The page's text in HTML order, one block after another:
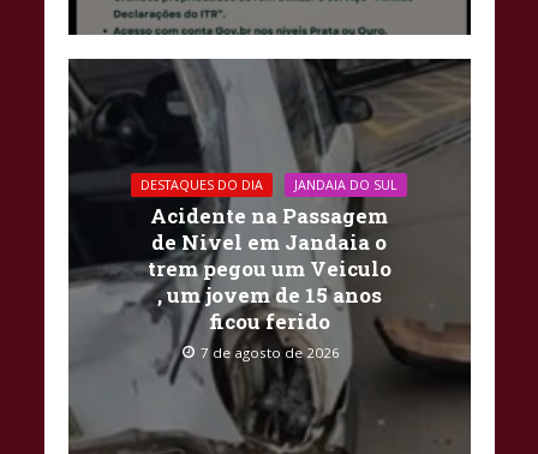
DESTAQUES DO DIA JANDAIA DO SUL
Acidente na Passagem
de Nivel em Jandaia o
trem pegou um Veiculo
, um jovem de 15 anos
ficou ferido
7 de agosto de 2026